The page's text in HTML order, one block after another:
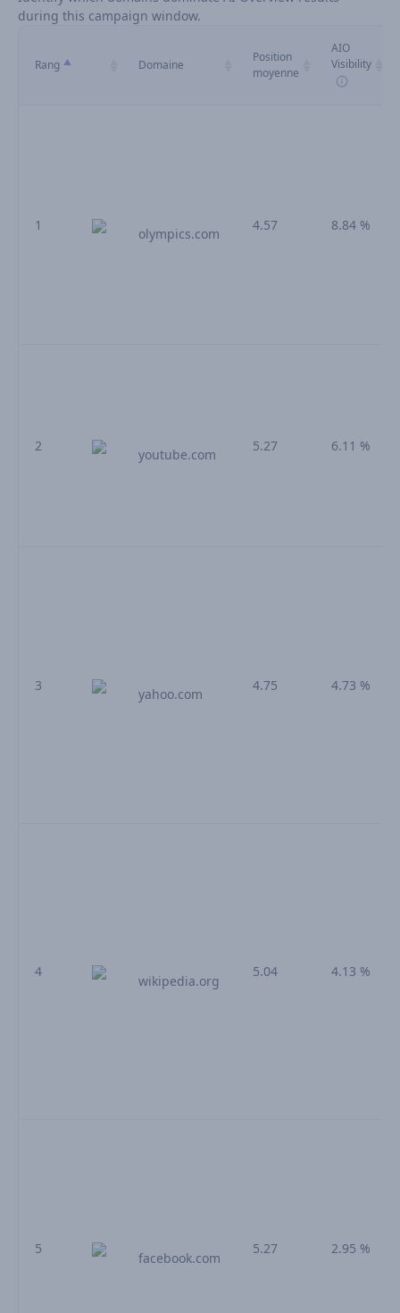
during this campaign window.
Rang Domaine
Position
moyenne
AIO
Visibility
1
olympics.com
4.57 8.84 %
2
youtube.com
5.27 6.11 %
3
yahoo.com
4.75 4.73 %
4
wikipedia.org
5.04 4.13 %
5
facebook.com
5.27 2.95 %